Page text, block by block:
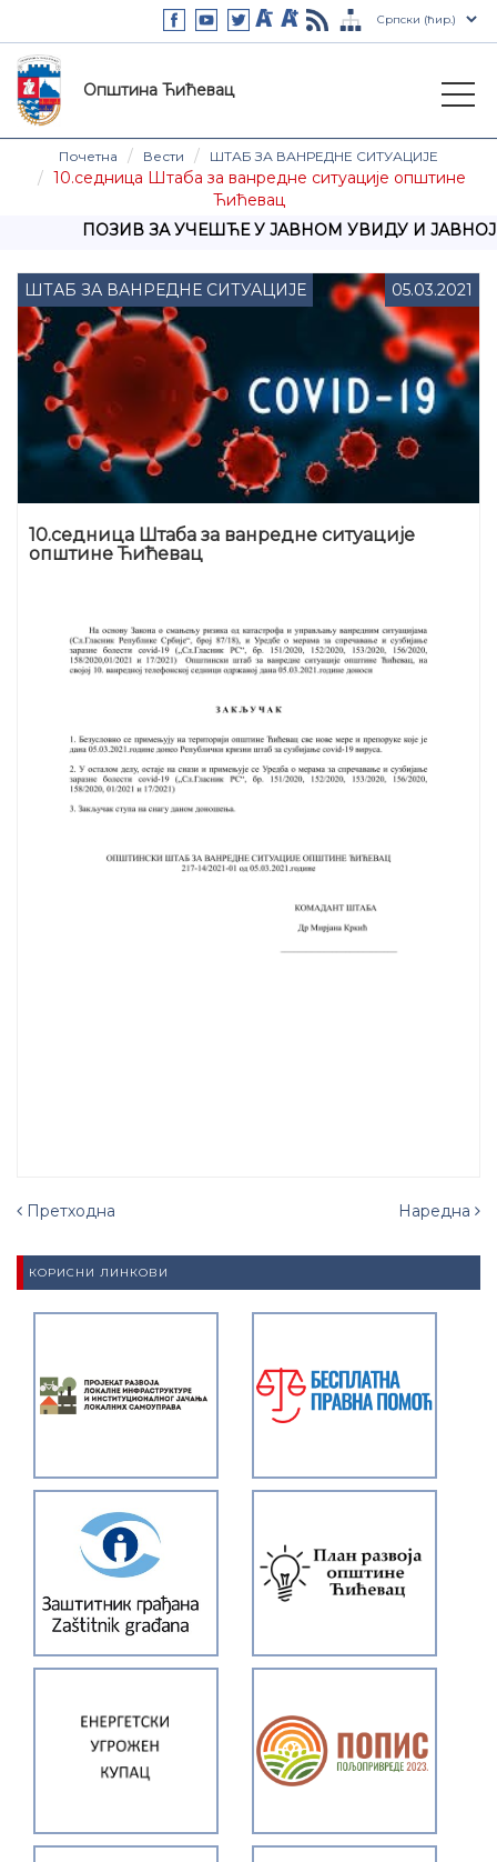
Општина Ћићевац
Почетна Вести ШТАБ ЗА ВАНРЕДНЕ СИТУАЦИЈЕ
10.седница Штаба за ванредне ситуације општине
Ћићевац
ПОЗИВ ЗА УЧЕШЋЕ У ЈАВНОМ УВИДУ И
ШТАБ ЗА ВАНРЕДНЕ СИТУАЦИЈЕ 05.03.2021
10.седница Штаба за ванредне ситуације
општине Ћићевац
Претходна Наредна
КОРИСНИ ЛИНКОВИ